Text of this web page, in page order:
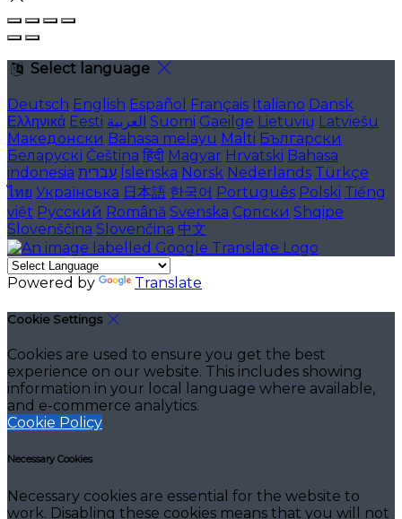
Select language
Deutsch English Español Français Italiano Dansk
Ελληνικά Eesti العربية Suomi Gaeilge Lietuvių Latviešu
Македонски Bahasa melayu Malti Български
Беларускі Čeština हिंदी Magyar Hrvatski Bahasa
indonesia עברית Íslenska Norsk Nederlands Türkçe
ไทย Українська 日本語 한국어 Português Polski Tiếng
việt Русский Română Svenska Српски Shqipe
Slovenščina Slovenčina 中文
Powered by Translate
Cookie Settings
Cookies are used to ensure you get the best
experience on our website. This includes showing
information in your local language where available,
and e-commerce analytics.
Cookie Policy
Necessary Cookies
Necessary cookies are essential for the website to
work. Disabling these cookies means that you will not